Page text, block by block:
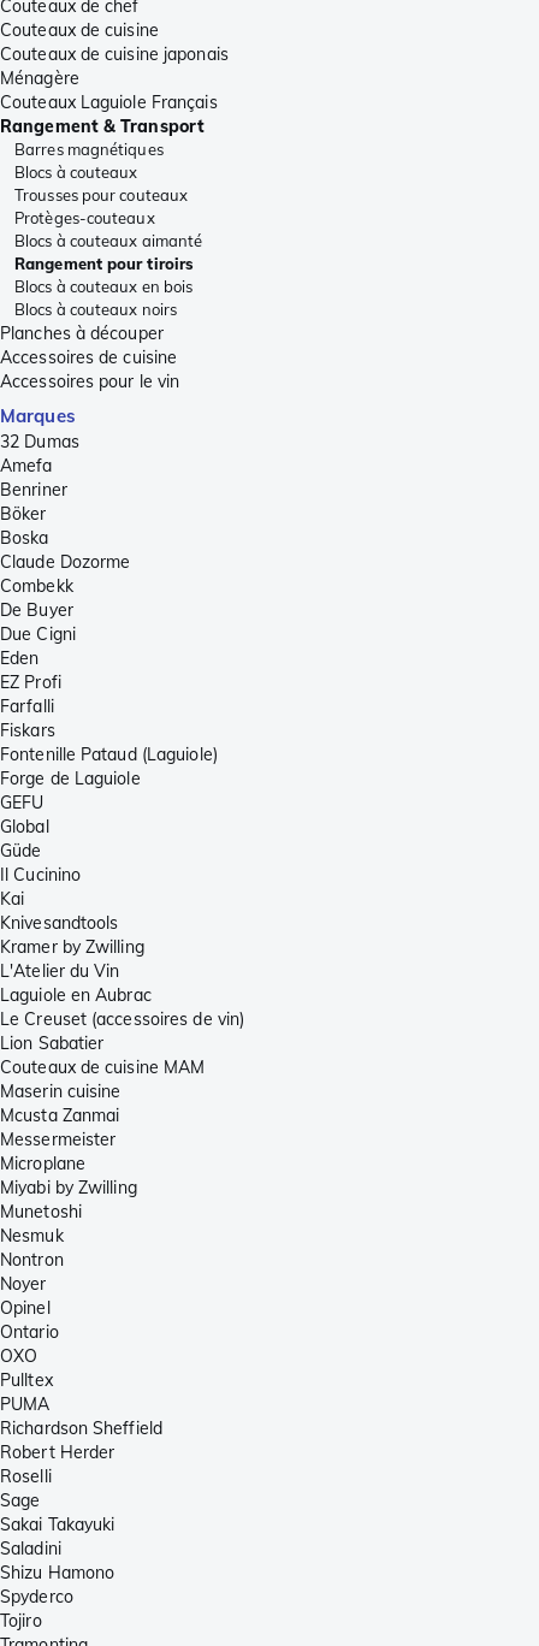
Couteaux de chef
Couteaux de cuisine
Couteaux de cuisine japonais
Ménagère
Couteaux Laguiole Français
Rangement & Transport
Barres magnétiques
Blocs à couteaux
Trousses pour couteaux
Protèges-couteaux
Blocs à couteaux aimanté
Rangement pour tiroirs
Blocs à couteaux en bois
Blocs à couteaux noirs
Planches à découper
Accessoires de cuisine
Accessoires pour le vin
Marques
32 Dumas
Amefa
Benriner
Böker
Boska
Claude Dozorme
Combekk
De Buyer
Due Cigni
Eden
EZ Profi
Farfalli
Fiskars
Fontenille Pataud (Laguiole)
Forge de Laguiole
GEFU
Global
Güde
Il Cucinino
Kai
Knivesandtools
Kramer by Zwilling
L'Atelier du Vin
Laguiole en Aubrac
Le Creuset (accessoires de vin)
Lion Sabatier
Couteaux de cuisine MAM
Maserin cuisine
Mcusta Zanmai
Messermeister
Microplane
Miyabi by Zwilling
Munetoshi
Nesmuk
Nontron
Noyer
Opinel
Ontario
OXO
Pulltex
PUMA
Richardson Sheffield
Robert Herder
Roselli
Sage
Sakai Takayuki
Saladini
Shizu Hamono
Spyderco
Tojiro